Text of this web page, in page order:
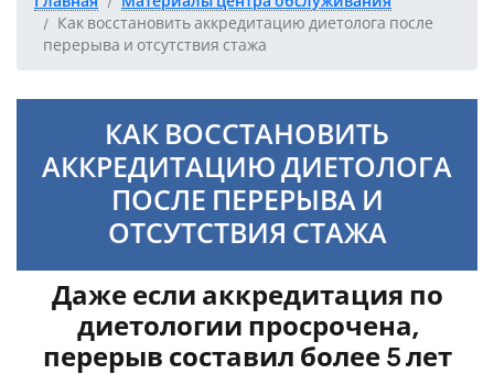
Как восстановить аккредитацию диетолога после
перерыва и отсутствия стажа
КАК ВОССТАНОВИТЬ
АККРЕДИТАЦИЮ ДИЕТОЛОГА
ПОСЛЕ ПЕРЕРЫВА И
ОТСУТСТВИЯ СТАЖА
Даже если аккредитация по
диетологии просрочена,
перерыв составил более 5 лет